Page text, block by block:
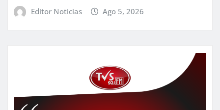
Editor Noticias Ago 5, 2026